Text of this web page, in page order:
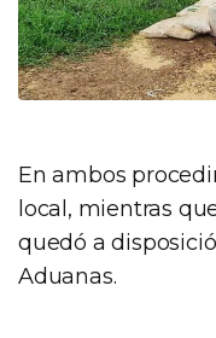
En ambos
local, mientras
quedó a
Aduanas.